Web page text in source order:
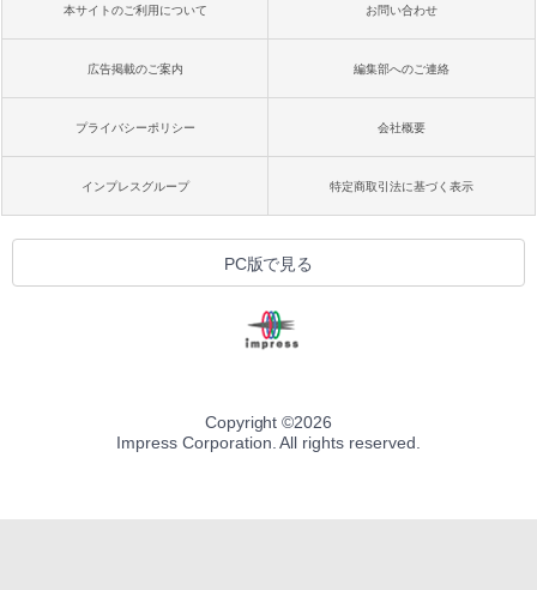
本サイトのご利用について お問い合わせ
広告掲載のご案内 編集部へのご連絡
プライバシーポリシー 会社概要
インプレスグループ 特定商取引法に基づく表示
PC版で見る
Copyright ©2026
Impress Corporation. All rights reserved.